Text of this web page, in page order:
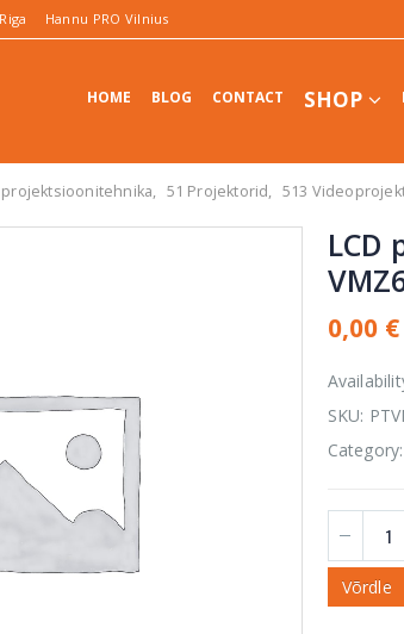
Hannu PRO Vilnius
HOME BLOG CONTACT SHOP
projektsioonitehnika, 51 Projektorid, 513
LCD
0,00 €
SKU:
Category:
Võrdle